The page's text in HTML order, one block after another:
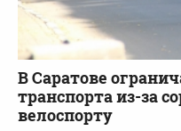
В Саратове
транспорта из-за
велоспорту